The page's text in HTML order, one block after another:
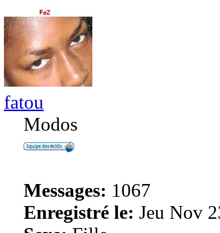
fatou
Modos
Messages: 1067
Enregistré le: Jeu Nov